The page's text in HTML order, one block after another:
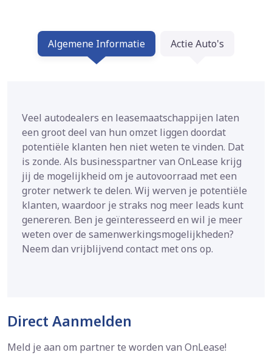
Algemene Informatie Actie Auto's
Veel autodealers en leasemaatschappijen laten
een groot deel van hun omzet liggen doordat
potentiële klanten hen niet weten te vinden. Dat
is zonde. Als businesspartner van OnLease krijg
jij de mogelijkheid om je autovoorraad met een
groter netwerk te delen. Wij werven je potentiële
klanten, waardoor je straks nog meer leads kunt
genereren. Ben je geïnteresseerd en wil je meer
weten over de samenwerkingsmogelijkheden?
Neem dan vrijblijvend contact met ons op.
Direct Aanmelden
Meld je aan om partner te worden van OnLease!